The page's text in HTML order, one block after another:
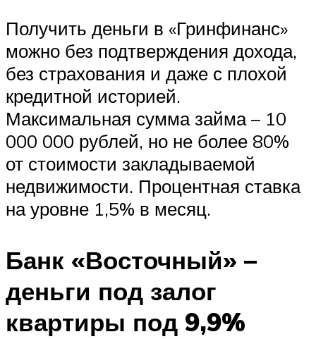
Получить деньги в «Гринфинанс»
можно без подтверждения дохода,
без страхования и даже с плохой
кредитной историей.
Максимальная сумма займа – 10
000 000 рублей, но не более 80%
от стоимости закладываемой
недвижимости. Процентная ставка
на уровне 1,5% в месяц.
Банк «Восточный» –
деньги под залог
квартиры под 9,9%